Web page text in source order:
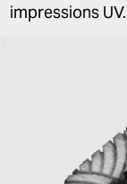
impressions UV.